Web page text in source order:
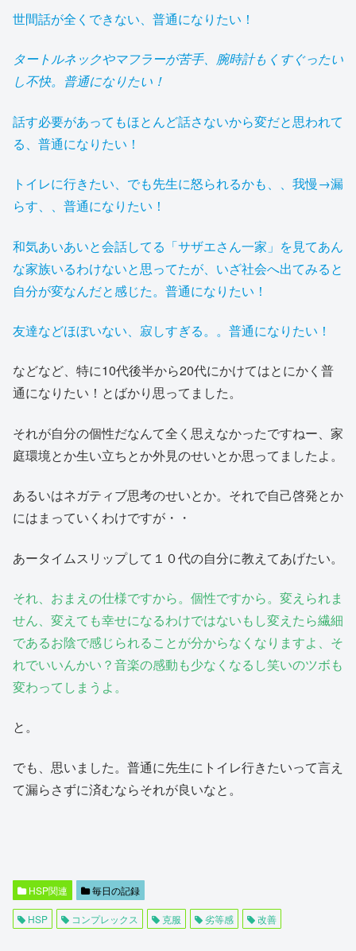
世間話が全くできない、普通になりたい！
タートルネックやマフラーが苦手、腕時計もくすぐったい
し不快。普通になりたい！
話す必要があってもほとんど話さないから変だと思われて
る、普通になりたい！
トイレに行きたい、でも先生に怒られるかも、、我慢→漏
らす、、普通になりたい！
和気あいあいと会話してる「サザエさん一家」を見てあん
な家族いるわけないと思ってたが、いざ社会へ出てみると
自分が変なんだと感じた。普通になりたい！
友達などほぼいない、寂しすぎる。。普通になりたい！
などなど、特に10代後半から20代にかけてはとにかく普
通になりたい！とばかり思ってました。
それが自分の個性だなんて全く思えなかったですねー、家
庭環境とか生い立ちとか外見のせいとか思ってましたよ。
あるいはネガティブ思考のせいとか。それで自己啓発とか
にはまっていくわけですが・・
あータイムスリップして１０代の自分に教えてあげたい。
それ、おまえの仕様ですから。個性ですから。変えられま
せん、変えても幸せになるわけではないもし変えたら繊細
であるお陰で感じられることが分からなくなりますよ、そ
れでいいんかい？音楽の感動も少なくなるし笑いのツボも
変わってしまうよ。
と。
でも、思いました。普通に先生にトイレ行きたいって言え
て漏らさずに済むならそれが良いなと。
HSP関連 毎日の記録
HSP コンプレックス 克服 劣等感 改善